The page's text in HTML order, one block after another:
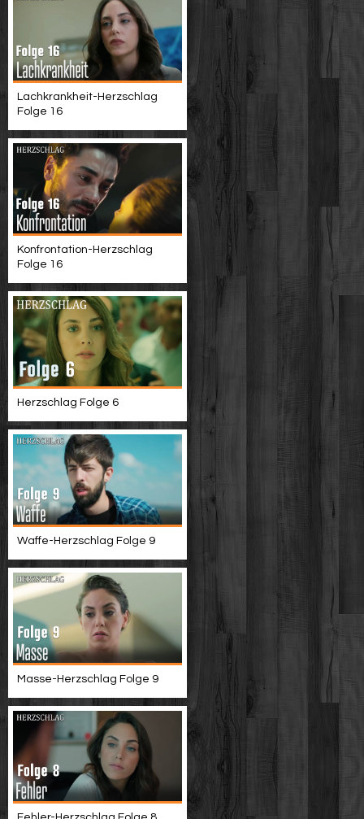
Lachkrankheit-Herzschlag
Folge 16
Konfrontation-Herzschlag
Folge 16
Herzschlag Folge 6
Waffe-Herzschlag Folge 9
Masse-Herzschlag Folge 9